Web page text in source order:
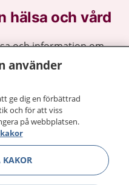
hälsa och vård
och information om
du kan kontakta.
och göra dina
bättre.
använder
ge dig en förbättrad
och för att viss
på webbplatsen.
KAKOR